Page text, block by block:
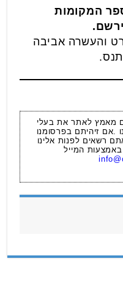
המקומות
והעשרה אביבה
מאמץ לאתר את בעלי
.אם זיהיתם בפרסומנו
רשאים לפנות אלינו
המייל